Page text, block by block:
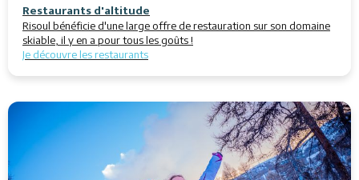
Restaurants d'altitude
Risoul bénéficie d'une large offre de restauration sur son domaine
skiable, il y en a pour tous les goûts !
Je découvre les restaurants